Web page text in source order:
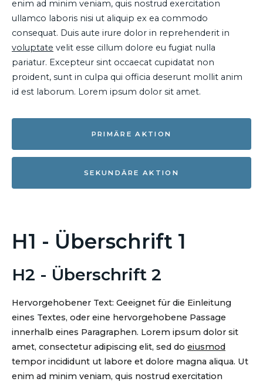
enim ad minim veniam, quis nostrud exercitation
ullamco laboris nisi ut aliquip ex ea commodo
consequat. Duis aute irure dolor in reprehenderit in
voluptate velit esse cillum dolore eu fugiat nulla
pariatur. Excepteur sint occaecat cupidatat non
proident, sunt in culpa qui officia deserunt mollit anim
id est laborum. Lorem ipsum dolor sit amet.
PRIMÄRE AKTION
SEKUNDÄRE AKTION
H1 - Überschrift 1
H2 - Überschrift 2
Hervorgehobener Text: Geeignet für die Einleitung
eines Textes, oder eine hervorgehobene Passage
innerhalb eines Paragraphen. Lorem ipsum dolor sit
amet, consectetur adipiscing elit, sed do eiusmod
tempor incididunt ut labore et dolore magna aliqua. Ut
enim ad minim veniam, quis nostrud exercitation